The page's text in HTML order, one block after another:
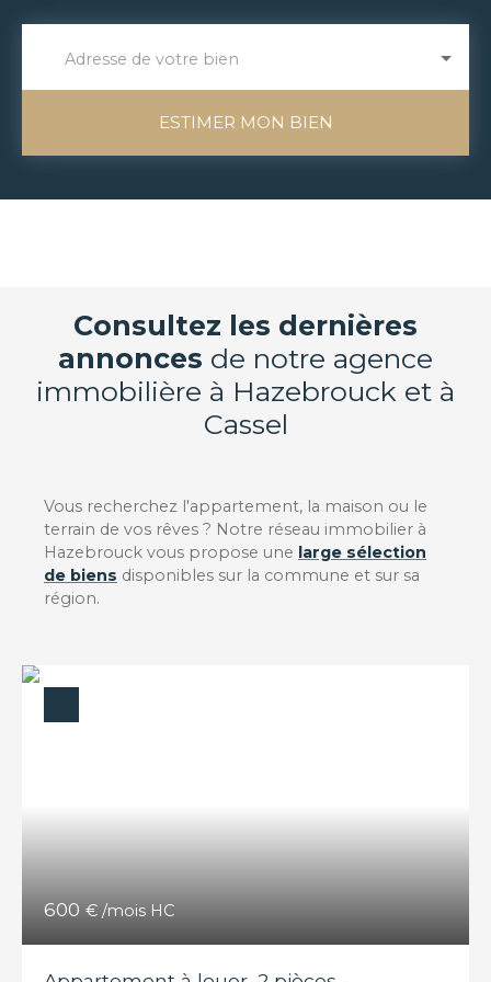
Adresse de votre bien
ESTIMER MON BIEN
Consultez les dernières
annonces de notre agence
immobilière à Hazebrouck et à
Cassel
Vous recherchez l'appartement, la maison ou le
terrain de vos rêves ? Notre réseau immobilier à
Hazebrouck vous propose une large sélection
de biens disponibles sur la commune et sur sa
région.
600 € /mois HC